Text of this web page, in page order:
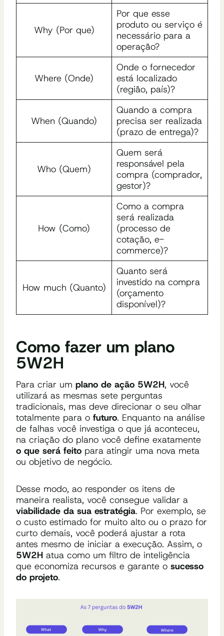
Why (Por que)
Por que esse
produto ou serviço é
necessário para a
operação?
Where (Onde)
Onde o fornecedor
está localizado
(região, país)?
When (Quando)
Quando a compra
precisa ser realizada
(prazo de entrega)?
Who (Quem)
Quem será
responsável pela
compra (comprador,
gestor)?
How (Como)
Como a compra
será realizada
(processo de
cotação, e-
commerce)?
How much (Quanto)
Quanto será
investido na compra
(orçamento
disponível)?
Como fazer um plano
5W2H
Para criar um plano de ação 5W2H, você
utilizará as mesmas sete perguntas
tradicionais, mas deve direcionar o seu olhar
totalmente para o futuro. Enquanto na análise
de falhas você investiga o que já aconteceu,
na criação do plano você define exatamente
o que será feito para atingir uma nova meta
ou objetivo de negócio.
Desse modo, ao responder os itens de
maneira realista, você consegue validar a
viabilidade da sua estratégia. Por exemplo, se
o custo estimado for muito alto ou o prazo for
curto demais, você poderá ajustar a rota
antes mesmo de iniciar a execução. Assim, o
5W2H atua como um filtro de inteligência
que economiza recursos e garante o sucesso
do projeto.